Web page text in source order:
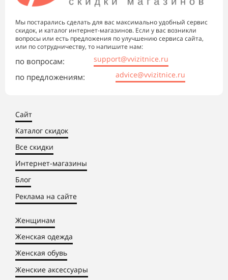
Мы постарались сделать для вас максимально удобный сервис
скидок, и каталог интернет-магазинов. Если у вас возникли
вопросы или есть предложения по улучшению сервиса сайта,
или по сотрудничеству, то напишите нам:
по вопросам: support@vvizitnice.ru
по предложениям: advice@vvizitnice.ru
Сайт
Каталог скидок
Все скидки
Интернет-магазины
Блог
Реклама на сайте
Женщинам
Женская одежда
Женская обувь
Женские аксессуары